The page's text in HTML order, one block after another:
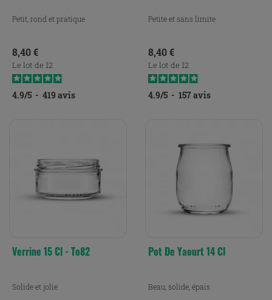
Petit, rond et pratique
Prix
8,40 €
Le lot de 12
4.9/5 - 419 avis
Petite et sans limite
Prix
8,40 €
Le lot de 12
4.9/5 - 157avis
Verrine 15 Cl - To82
Solide et jolie
Pot De Yaourt 14 Cl
Beau, solide, épais